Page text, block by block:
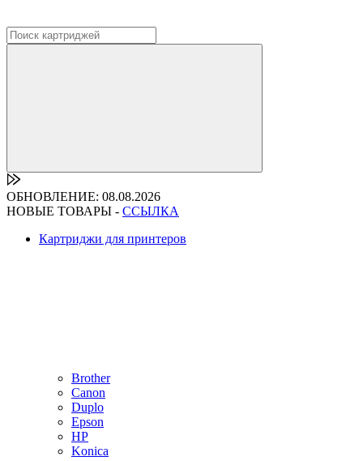
ОБНОВЛЕНИЕ: 08.08.2026
НОВЫЕ ТОВАРЫ - ССЫЛКА
Картриджи для принтеров
Brother
Canon
Duplo
Epson
HP
Konica